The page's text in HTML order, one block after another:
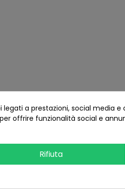
- P.IVA 01254650748 - TUTTI I DIRITTI
a prestazioni, social media
offrire funzionalità social e
Rifiuta